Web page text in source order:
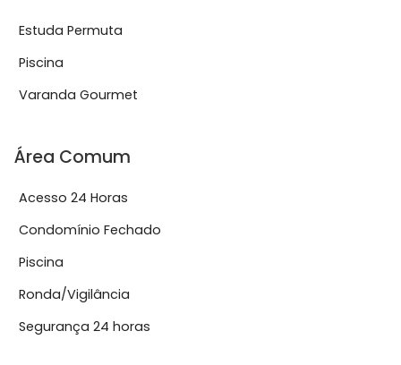
Estuda Permuta
Piscina
Varanda Gourmet
Área Comum
Acesso 24 Horas
Condomínio Fechado
Piscina
Ronda/Vigilância
Segurança 24 horas